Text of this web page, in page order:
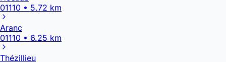
01110 • 5.72 km
Aranc
01110 • 6.25 km
Thézillieu